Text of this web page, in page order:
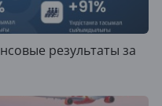
результаты за